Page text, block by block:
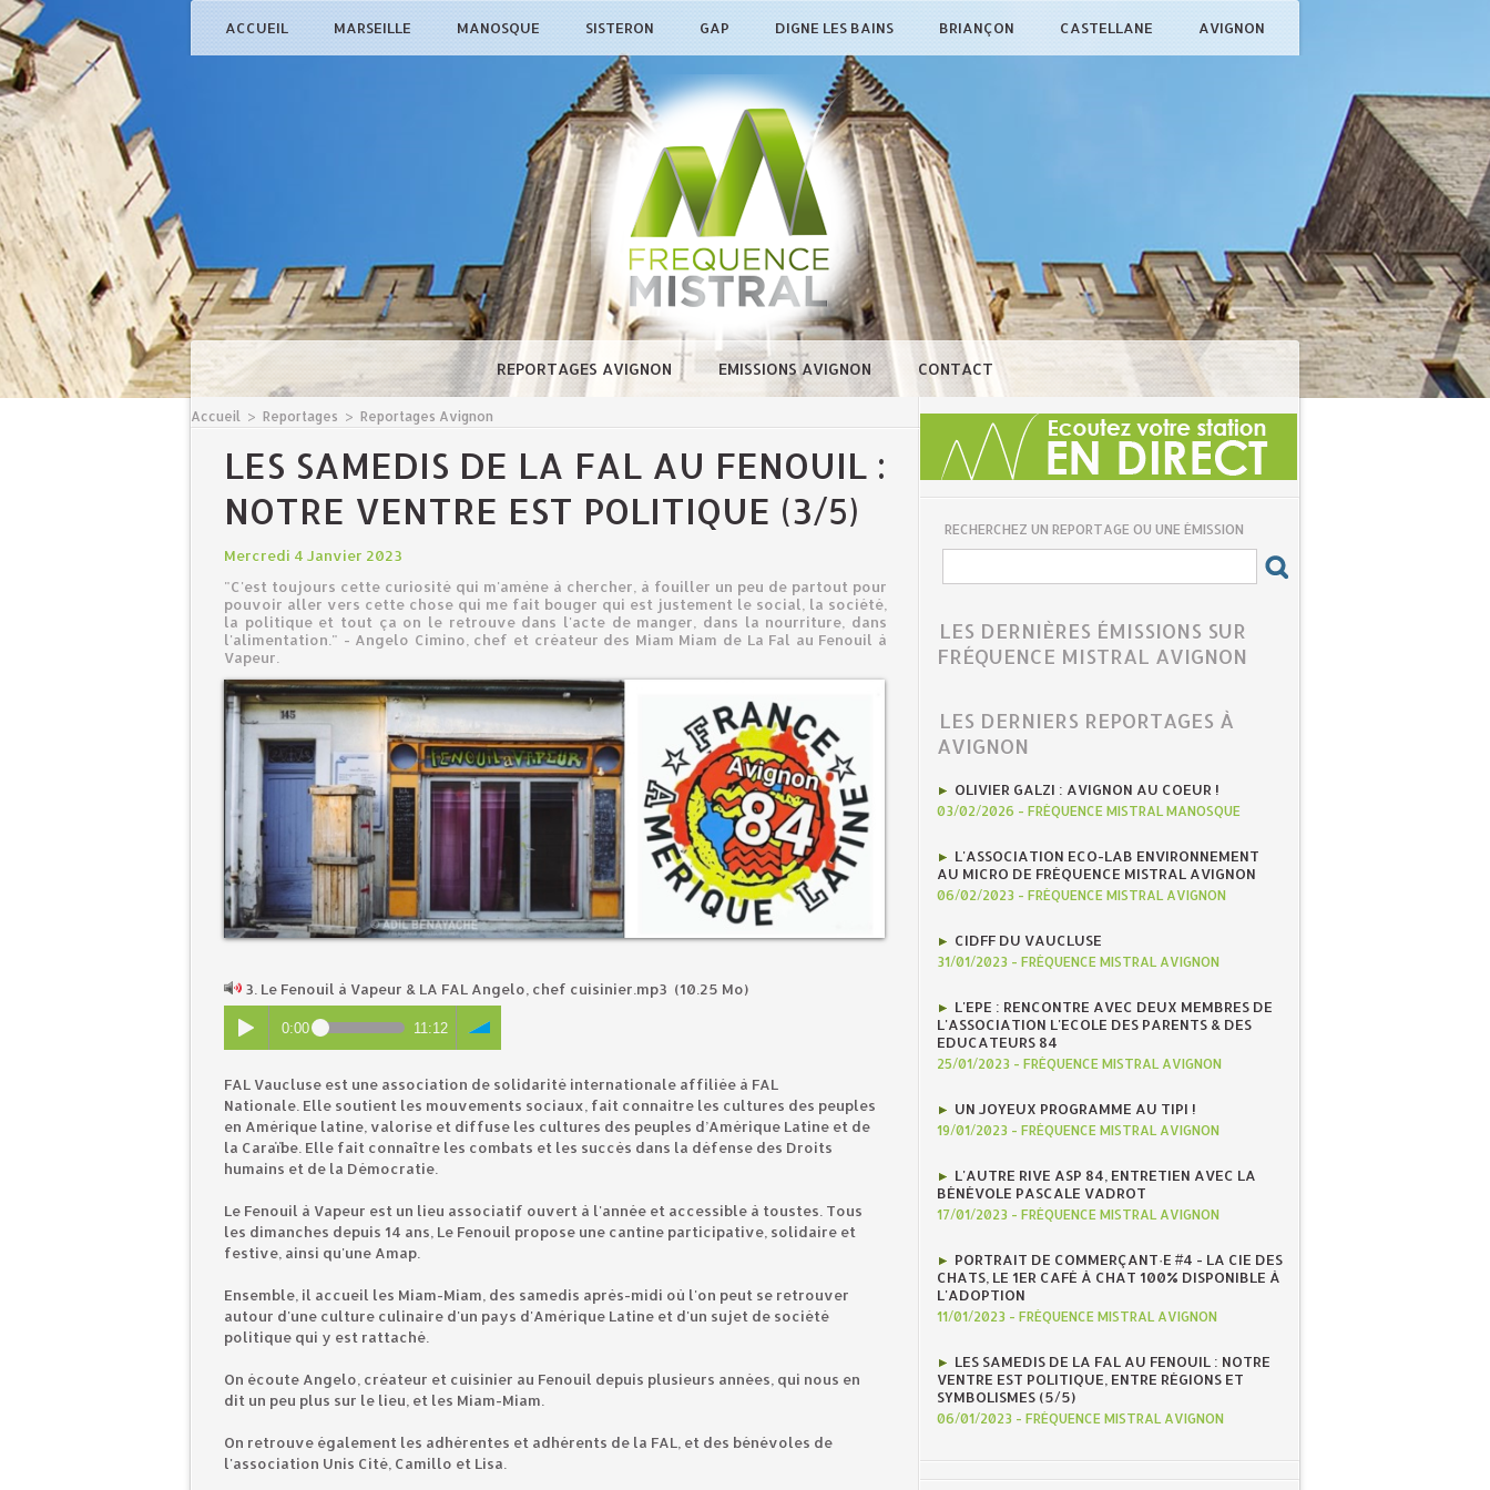
ACCUEIL MARSEILLE MANOSQUE SISTERON GAP DIGNE LES BAINS BRIANÇON CASTELLANE AVIGNON
REPORTAGES AVIGNON EMISSIONS AVIGNON CONTACT
Accueil > Reportages > Reportages Avignon
LES SAMEDIS DE LA FAL AU FENOUIL :
NOTRE VENTRE EST POLITIQUE (3/5)
Mercredi 4 Janvier 2023
"C'est toujours cette curiosité qui m'amène à chercher, à fouiller un peu de partout pour
pouvoir aller vers cette chose qui me fait bouger qui est justement le social, la société,
la politique et tout ça on le retrouve dans l'acte de manger, dans la nourriture, dans
l'alimentation." - Angelo Cimino, chef et créateur des Miam Miam de La Fal au Fenouil à
Vapeur.
3. Le Fenouil à Vapeur & LA FAL Angelo, chef cuisinier.mp3 (10.25 Mo)
0:00 11:12
FAL Vaucluse est une association de solidarité internationale affiliée à FAL
Nationale. Elle soutient les mouvements sociaux, fait connaitre les cultures des peuples
en Amérique latine, valorise et diffuse les cultures des peuples d’Amérique Latine et de
la Caraïbe. Elle fait connaître les combats et les succès dans la défense des Droits
humains et de la Démocratie.
Le Fenouil à Vapeur est un lieu associatif ouvert à l'année et accessible à toustes. Tous
les dimanches depuis 14 ans, Le Fenouil propose une cantine participative, solidaire et
festive, ainsi qu'une Amap.
Ensemble, il accueil les Miam-Miam, des samedis après-midi où l'on peut se retrouver
autour d'une culture culinaire d'un pays d'Amérique Latine et d'un sujet de société
politique qui y est rattaché.
On écoute Angelo, créateur et cuisinier au Fenouil depuis plusieurs années, qui nous en
dit un peu plus sur le lieu, et les Miam-Miam.
On retrouve également les adhérentes et adhérents de la FAL, et des bénévoles de
l'association Unis Cité, Camillo et Lisa.
RECHERCHEZ UN REPORTAGE OU UNE ÉMISSION
LES DERNIÈRES ÉMISSIONS SUR
FRÉQUENCE MISTRAL AVIGNON
LES DERNIERS REPORTAGES À
AVIGNON
OLIVIER GALZI : AVIGNON AU COEUR !
03/02/2026 - FRÉQUENCE MISTRAL MANOSQUE
L'ASSOCIATION ECO-LAB ENVIRONNEMENT
AU MICRO DE FRÉQUENCE MISTRAL AVIGNON
06/02/2023 - FRÉQUENCE MISTRAL AVIGNON
CIDFF DU VAUCLUSE
31/01/2023 - FRÉQUENCE MISTRAL AVIGNON
L'EPE : RENCONTRE AVEC DEUX MEMBRES DE
L'ASSOCIATION L'ECOLE DES PARENTS & DES
EDUCATEURS 84
25/01/2023 - FRÉQUENCE MISTRAL AVIGNON
UN JOYEUX PROGRAMME AU TIPI !
19/01/2023 - FRÉQUENCE MISTRAL AVIGNON
L'AUTRE RIVE ASP 84, ENTRETIEN AVEC LA
BÉNÉVOLE PASCALE VADROT
17/01/2023 - FRÉQUENCE MISTRAL AVIGNON
PORTRAIT DE COMMERÇANT·E #4 - LA CIE DES
CHATS, LE 1ER CAFÉ À CHAT 100% DISPONIBLE À
L'ADOPTION
11/01/2023 - FRÉQUENCE MISTRAL AVIGNON
LES SAMEDIS DE LA FAL AU FENOUIL : NOTRE
VENTRE EST POLITIQUE, ENTRE RÉGIONS ET
SYMBOLISMES (5/5)
06/01/2023 - FRÉQUENCE MISTRAL AVIGNON